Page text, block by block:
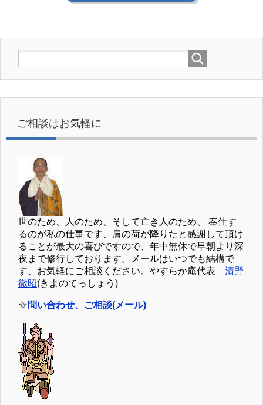
ご相談はお気軽に
世のため、人のため、そして亡き人のため、 奉仕す
るのが私の仕事です、肩の荷が降りたと感謝して頂け
ることが最大の喜びですので、年中無休で早朝より深
夜まで修行しております。メールはいつでも結構で
す、お気軽にご相談ください。やすらか庵代表 清野
徹昭(きよのてっしょう)
☆問い合わせ、ご相談(メール)